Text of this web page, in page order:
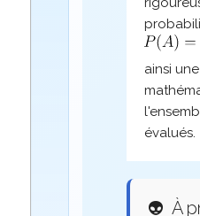
ainsi
évalués.
👽 À